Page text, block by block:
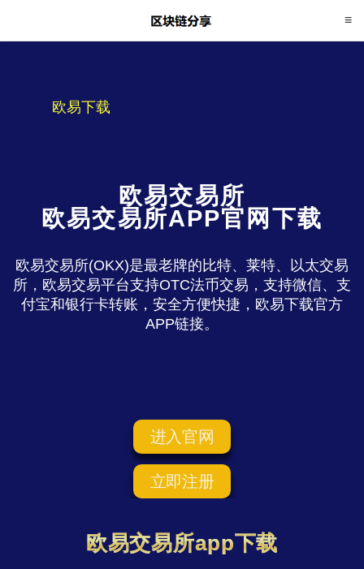
欧易下载
欧易交易所
欧易交易所APP官网下载
欧易交易所(OKX)是最老牌的比特、莱特、以太交易
所，欧易交易平台支持OTC法币交易，支持微信、支
付宝和银行卡转账，安全方便快捷，欧易下载官方
APP链接。
进入官网
立即注册
欧易交易所app下载